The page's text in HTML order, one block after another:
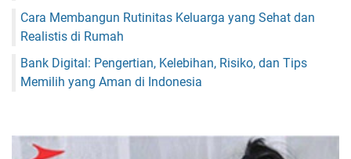
Cara Membangun Rutinitas Keluarga yang Sehat dan
Realistis di Rumah
Bank Digital: Pengertian, Kelebihan, Risiko, dan Tips
Memilih yang Aman di Indonesia